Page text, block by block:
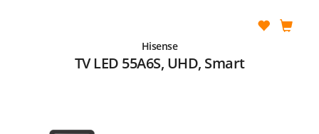
Hisense
TV LED 55A6S, UHD, Smart